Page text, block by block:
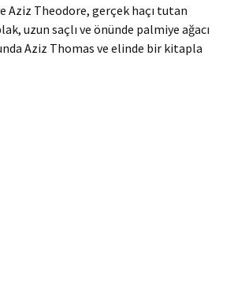
Aziz Theodore, gerçek haçı tutan
uzun saçlı ve önünde palmiye ağacı
Aziz Thomas ve elinde bir kitapla